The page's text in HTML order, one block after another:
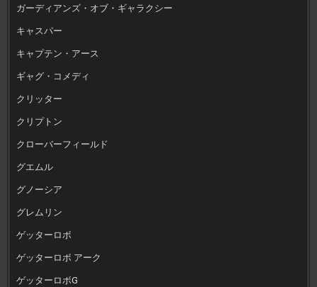
ガーディアンズ・オブ・ギャラクシー
キャスパー
キャプテン・アース
ギャグ・コメディ
クリッター
クリプトン
クローバーフィールド
グエムル
グノーシア
グレムリン
ゲッターロボ
ゲッターロボ アーク
ゲッターロボG